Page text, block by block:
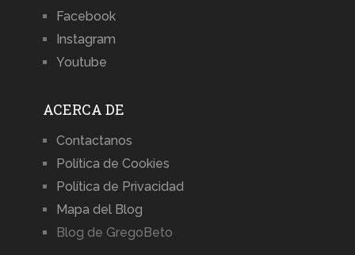
Facebook
Instagram
Youtube
ACERCA DE
Contactanos
Política de Cookies
Política de Privacidad
Mapa del Blog
Blog de GregoBeto